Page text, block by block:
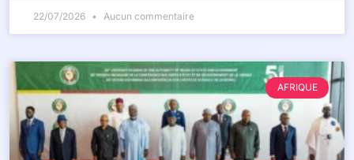
22/07/2026 Aucun commentaire
AFRIQUE